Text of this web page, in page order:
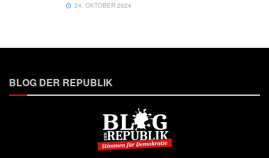
24. OKTOBER 2024
BLOG DER REPUBLIK